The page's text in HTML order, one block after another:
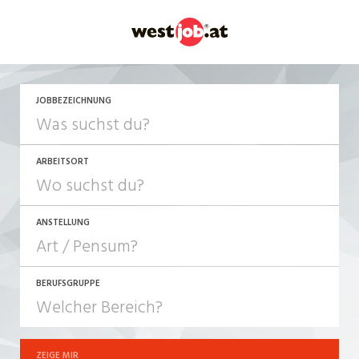
JOBBEZEICHNUNG
ARBEITSORT
ANSTELLUNG
JOB-TYP
Festanstellung
BERUFSGRUPPE
ZEIGE MIR